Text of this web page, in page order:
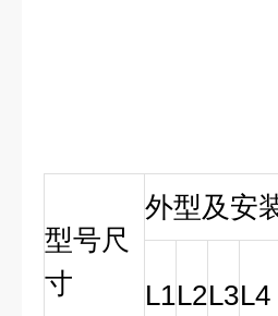
型号尺
寸
外型及安
L1L2L3L4